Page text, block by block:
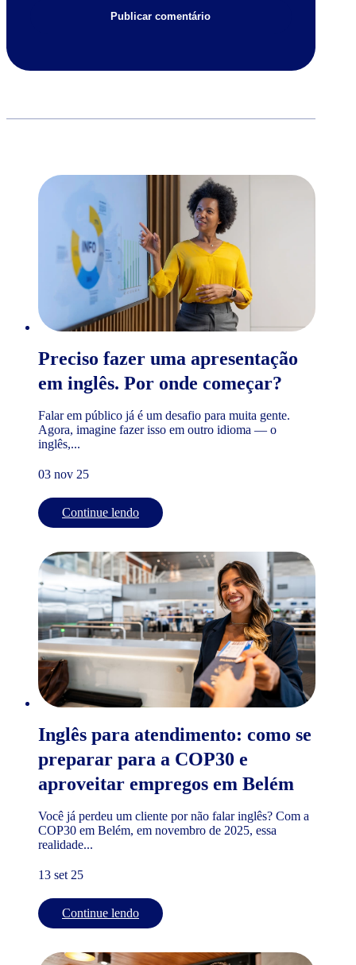
Preciso fazer uma apresentação
em inglês. Por onde começar?
Falar em público já é um desafio para muita gente.
Agora, imagine fazer isso em outro idioma — o
inglês,...
03 nov 25
Continue lendo
Inglês para atendimento: como se
preparar para a COP30 e
aproveitar empregos em Belém
Você já perdeu um cliente por não falar inglês? Com a
COP30 em Belém, em novembro de 2025, essa
realidade...
13 set 25
Continue lendo